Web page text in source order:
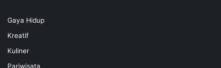
Gaya Hidup
Kreatif
Kuliner
Pariwisata